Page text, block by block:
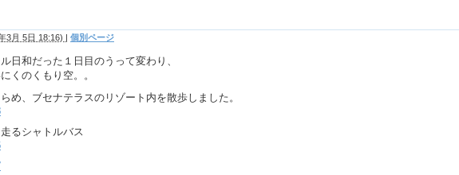
3月 5日 18:16) | 個別ページ
日和だった１日目のうって変わり、
くのくもり空。。
め、ブセナテラスのリゾート内を散歩しました。
るシャトルバス